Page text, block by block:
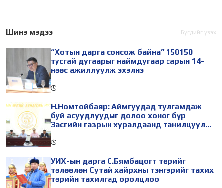
комиссын даргын 3 дугаар
Өмнөговь аймагт
хайрхны тэнгэрийг тайх
Монгол
Шинэ мэдээ Бүгдийг үзэх
“Хотын дарга сонсож байна” 150150
тусгай дугаарыг наймдугаар сарын 14-
нөөс ажиллуулж эхэлнэ
Н.Номтойбаяр: Аймгуудад тулгамдаж
буй асуудлуудыг долоо хоног бүр
Засгийн газрын хуралдаанд танилцуулж,
УИХ-ын дарга С.Бямбацогт төрийг
төлөөлөн Сутай хайрхны тэнгэрийг тахих
төрийн тахилгад оролцлоо